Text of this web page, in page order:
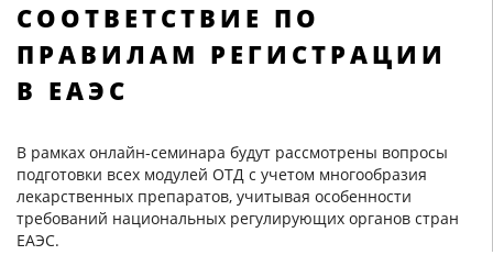
СООТВЕТСТВИЕ ПО
ПРАВИЛАМ РЕГИСТРАЦИИ
В ЕАЭС
В рамках онлайн-семинара будут рассмотрены вопросы
подготовки всех модулей ОТД с учетом многообразия
лекарственных препаратов, учитывая особенности
требований национальных регулирующих органов стран
ЕАЭС.